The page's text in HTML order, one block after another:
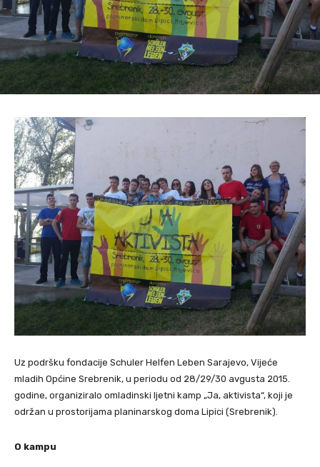
Uz podršku fondacije Schuler Helfen Leben Sarajevo, Vijeće
mladih Općine Srebrenik, u periodu od 28/29/30 avgusta 2015.
godine, organiziralo omladinski ljetni kamp „Ja, aktivista“, koji je
održan u prostorijama planinarskog doma Lipici (Srebrenik).
O kampu